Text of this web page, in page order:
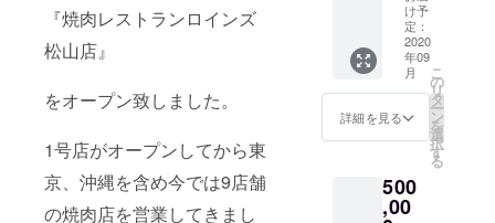
『焼肉レストランロインズ
松山店』
をオープン致しました。
1号店がオープンしてから東
京、沖縄を含め今では9店舗
の焼肉店を営業してきまし
で有効
期限は
ありま
せん。
※お食事
券はお
つりは
出ませ
ん。 有
限
2021年
2月末日
トラン
ロイン
ズ』全9
店舗で
ご利用
頂ける
会員権
ををお
送りし
初回の
ご利用
から１
け予
定：
2020
年09
月
詳細を見る
こ
の
リ
タ
ー
ン
を
選
択
す
る
500
,00